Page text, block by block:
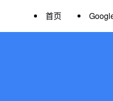
首页